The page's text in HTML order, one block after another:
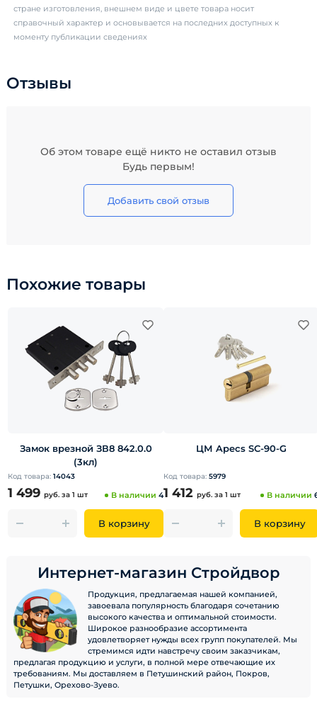
стране изготовления, внешнем виде и цвете товара носит
справочный характер и основывается на последних доступных к
моменту публикации сведениях
Отзывы
Об этом товаре ещё никто не оставил отзыв
Будь первым!
Добавить свой отзыв
Похожие товары
Замок врезной ЗВ8 842.0.0
(3кл)
Код товара: 14043
1 499 руб. за 1 шт В наличии 4
В корзину
ЦМ Apecs SC-90-G
Код товара: 5979
1 412 руб. за 1 шт В наличии
В корзину
Интернет-магазин Стройдвор
Продукция, предлагаемая нашей компанией,
завоевала популярность благодаря сочетанию
высокого качества и оптимальной стоимости.
Широкое разнообразие ассортимента
удовлетворяет нужды всех групп покупателей. Мы
стремимся идти навстречу своим заказчикам,
предлагая продукцию и услуги, в полной мере отвечающие их
требованиям. Мы доставляем в Петушинский район, Покров,
Петушки, Орехово-Зуево.